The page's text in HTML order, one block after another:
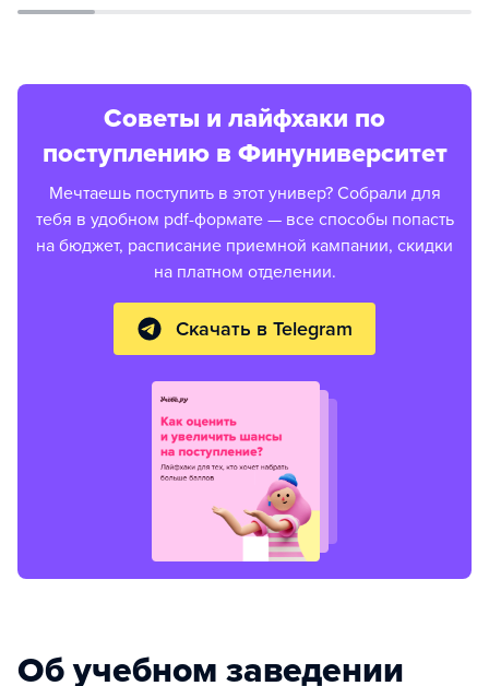
Советы и лайфхаки по
поступлению в Финуниверситет
Мечтаешь поступить в этот универ? Собрали для
тебя в удобном pdf-формате — все способы попасть
на бюджет, расписание приемной кампании, скидки
на платном отделении.
Скачать в Telegram
Об учебном заведении